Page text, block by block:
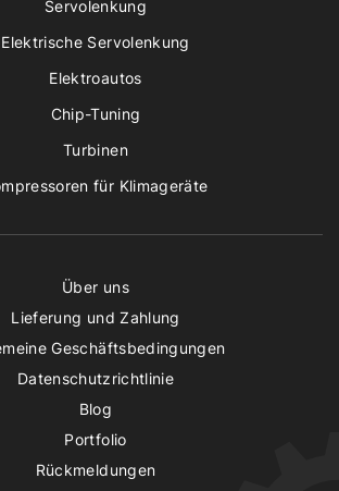
Servolenkung
Elektrische Servolenkung
Elektroautos
Chip-Tuning
Turbinen
für Klimageräte
Über uns
Lieferung und Zahlung
Geschäftsbedingungen
Datenschutzrichtlinie
Blog
Portfolio
Rückmeldungen